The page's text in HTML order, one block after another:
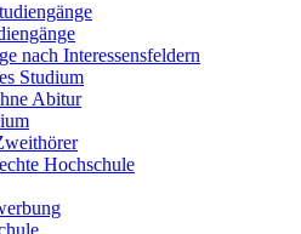
nach Interessensfeldern
Studium
Abitur
Hochschule